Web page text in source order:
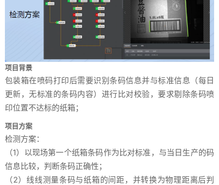
项目背景
包装箱在喷码打印后需要识别条码信息并与标准信息（每日
更新，无标准的条码内容）进行比对校验，要求剔除条码喷
印位置不达标的纸箱；
项目方案
检测方案：
（1）以现场第一个纸箱条码作为比对标准，与当日生产的码
信息比较，判断条码正确性；
（2）线线测量条码与纸箱的间距，并转换为物理距离后判